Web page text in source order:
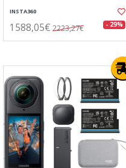
INSTA360
1588,05€ 2223,27€ - 29%